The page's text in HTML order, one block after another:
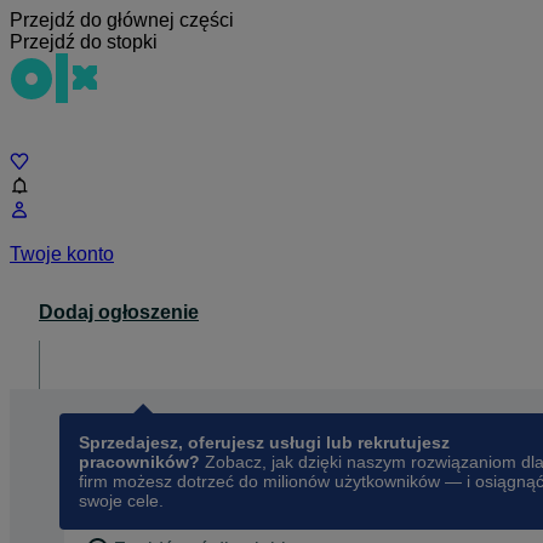
Przejdź do głównej części
Przejdź do stopki
Twoje konto
Dodaj ogłoszenie
Sprzedajesz, oferujesz usługi lub rekrutujesz
pracowników? Zobacz, jak dzięki naszym rozwiązaniom dla
firm możesz dotrzeć do milionów użytkowników — i osiągnąć
swoje cele.